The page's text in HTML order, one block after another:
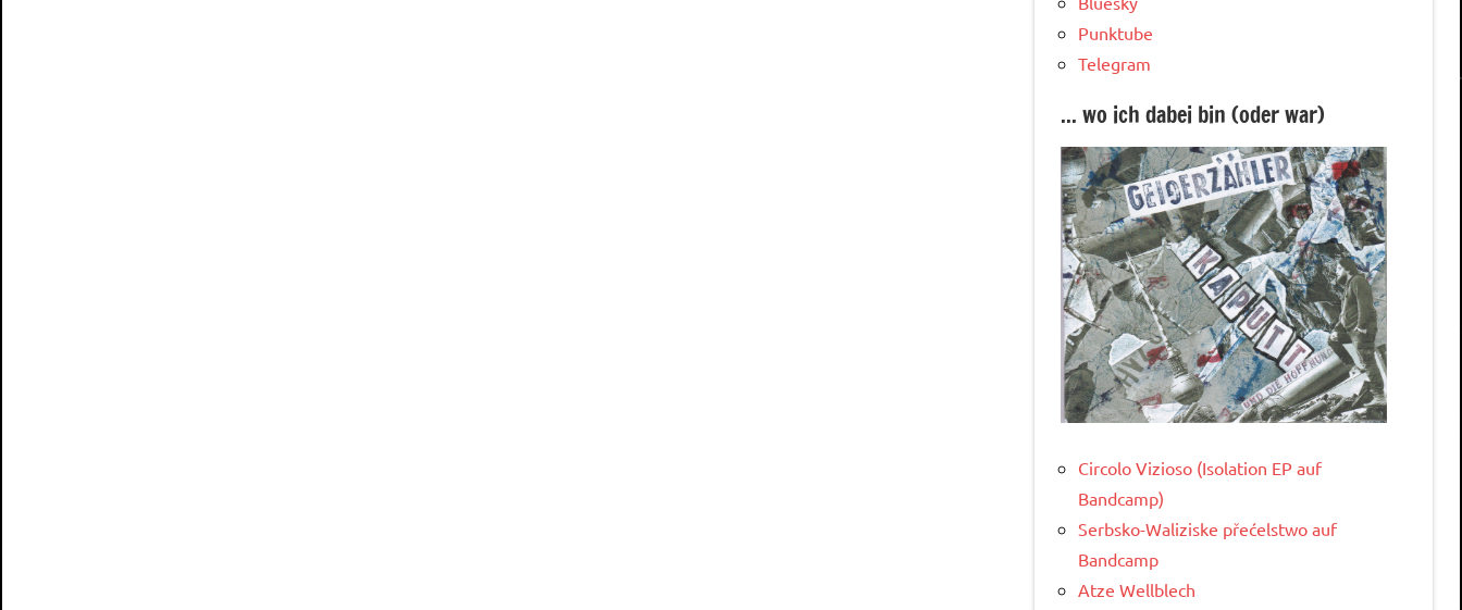
Punktube
Telegram
... wo ich dabei bin (oder war)
Circolo Vizioso (Isolation EP auf
Bandcamp)
Serbsko-Waliziske přećelstwo auf
Bandcamp
Atze Wellblech